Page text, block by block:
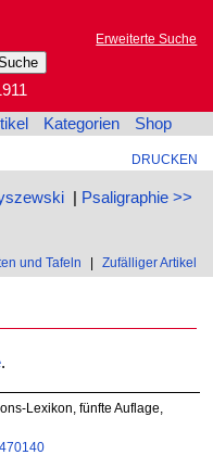
Erweiterte Suche
Kategorien Shop
DRUCKEN
| Psaligraphie >>
und Tafeln Zufälliger Artikel
.
Lexikon, fünfte Auflage,